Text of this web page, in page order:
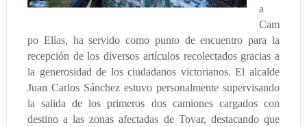
a
Cam
po Elías, ha servido como punto de encuentro para la
recepción de los diversos artículos recolectados gracias a
la generosidad de los ciudadanos victorianos. El alcalde
Juan Carlos Sánchez estuvo personalmente supervisando
la salida de los primeros dos camiones cargados con
destino a las zonas afectadas de Tovar, destacando que